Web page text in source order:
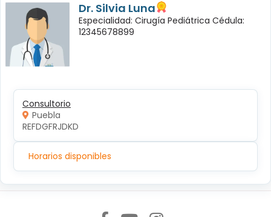
Dr. Silvia Luna
Especialidad: Cirugía Pediátrica Cédula:
12345678899
Consultorio
Puebla
REFDGFRJDKD
Horarios disponibles